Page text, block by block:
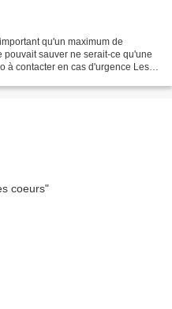
qu'un maximum de
sauver ne serait-ce qu'une
à contacter en cas d'urgence Les